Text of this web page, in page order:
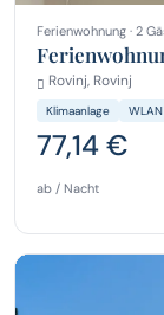
Ferienwohnung · 2
Rovinj, Rovinj
Klimaanlage WLAN
77,14 €
ab / Nacht